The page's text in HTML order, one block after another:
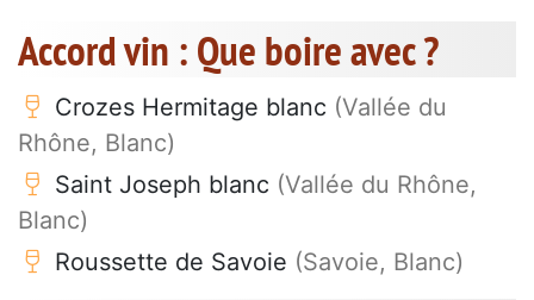
Accord vin : Que boire avec ?
Crozes Hermitage blanc (Vallée du
Rhône, Blanc)
Saint Joseph blanc (Vallée du Rhône,
Blanc)
Roussette de Savoie (Savoie, Blanc)